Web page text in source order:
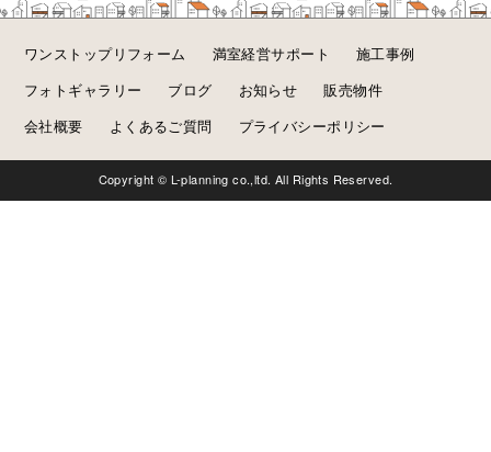
ワンストップリフォーム 満室経営サポート
施工事例
フォトギャラリー
ブログ お知らせ
販売物件
会社概要
よくあるご質問 プライバシーポリシー
Copyright © L-planning co.,ltd. All Rights Reserved.